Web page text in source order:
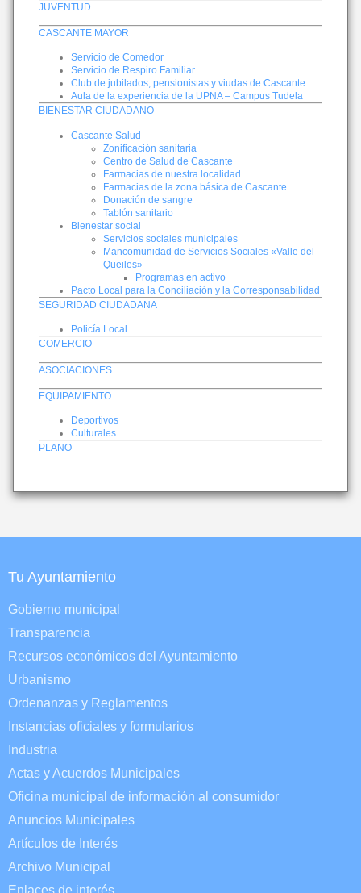
JUVENTUD
CASCANTE MAYOR
Servicio de Comedor
Servicio de Respiro Familiar
Club de jubilados, pensionistas y viudas de Cascante
Aula de la experiencia de la UPNA – Campus Tudela
BIENESTAR CIUDADANO
Cascante Salud
Zonificación sanitaria
Centro de Salud de Cascante
Farmacias de nuestra localidad
Farmacias de la zona básica de Cascante
Donación de sangre
Tablón sanitario
Bienestar social
Servicios sociales municipales
Mancomunidad de Servicios Sociales «Valle del
Queiles»
Programas en activo
Pacto Local para la Conciliación y la Corresponsabilidad
SEGURIDAD CIUDADANA
Policía Local
COMERCIO
ASOCIACIONES
EQUIPAMIENTO
Deportivos
Culturales
PLANO
Tu Ayuntamiento
Gobierno municipal
Transparencia
Recursos económicos del Ayuntamiento
Urbanismo
Ordenanzas y Reglamentos
Instancias oficiales y formularios
Industria
Actas y Acuerdos Municipales
Oficina municipal de información al consumidor
Anuncios Municipales
Artículos de Interés
Archivo Municipal
Enlaces de interés